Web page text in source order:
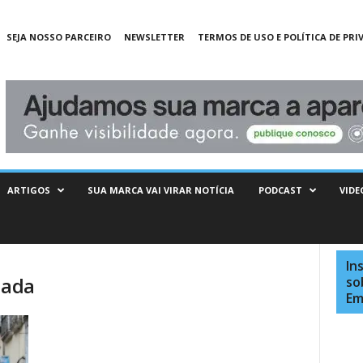
SEJA NOSSO PARCEIRO NEWSLETTER TERMOS DE USO E POLÍTICA DE
ARTIGOS SUA MARCA VAI VIRAR NOTÍCIA PODCAST